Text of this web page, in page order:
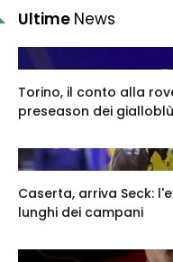
Ultime News
Torino, il conto alla
preseason dei gialloblù
Caserta, arriva Seck:
lunghi dei campani